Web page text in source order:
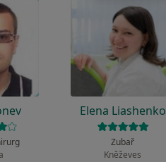
Elena Liashenko
Zubař
Kněževes